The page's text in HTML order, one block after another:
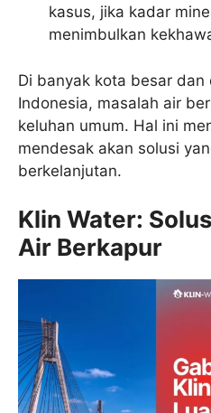
kasus, jika kadar
menimbulkan
Di banyak kota besar
Indonesia, masalah air
keluhan umum. Hal ini
mendesak akan solusi
berkelanjutan.
Klin Water:
Air Berkapur